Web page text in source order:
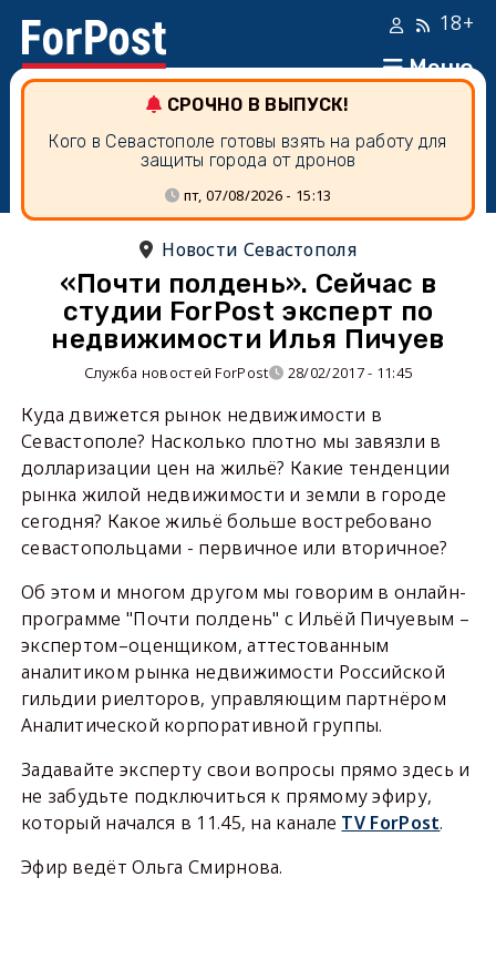
Меню
18+
СРОЧНО В ВЫПУСК!
Кого в Севастополе готовы взять на работу для
защиты города от дронов
пт, 07/08/2026 - 15:13
Новости Севастополя
«Почти полдень». Сейчас в
студии ForPost эксперт по
недвижимости Илья Пичуев
Служба новостей ForPost 28/02/2017 - 11:45
Куда движется рынок недвижимости в
Севастополе? Насколько плотно мы завязли в
долларизации цен на жильё? Какие тенденции
рынка жилой недвижимости и земли в городе
сегодня? Какое жильё больше востребовано
севастопольцами - первичное или вторичное?
Об этом и многом другом мы говорим в онлайн-
программе "Почти полдень" с Ильёй Пичуевым –
экспертом–оценщиком, аттестованным
аналитиком рынка недвижимости Российской
гильдии риелторов, управляющим партнёром
Аналитической корпоративной группы.
Задавайте эксперту свои вопросы прямо здесь и
не забудьте подключиться к прямому эфиру,
который начался в 11.45, на канале TV ForPost.
Эфир ведёт Ольга Смирнова.